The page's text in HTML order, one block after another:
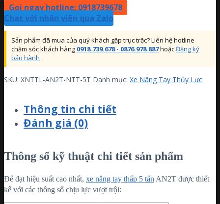
Gọi ngay hotline: 0918739678
Chat với nhân viên qua Zalo
Sản phẩm đã mua của quý khách gặp trục trặc? Liên hệ hotline
chăm sóc khách hàng 0918.739.678 - 0876.978.887hoặcĐăng ký
bảo hành
SKU: XNTTL-AN2T-NTT-5T Danh mục: Xe Nâng Tay Thủy Lực
Thông tin chi tiết
Đánh giá (0)
Thông số kỹ thuật chi tiết sản phẩm
Để đạt hiệu suất cao nhất, xe nâng tay thấp 5 tấn AN2T được thiết
kế với các thông số chịu lực vượt trội: